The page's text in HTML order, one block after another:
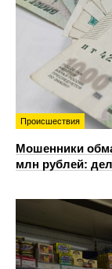
Происшествия
Мошенники
млн рублей: